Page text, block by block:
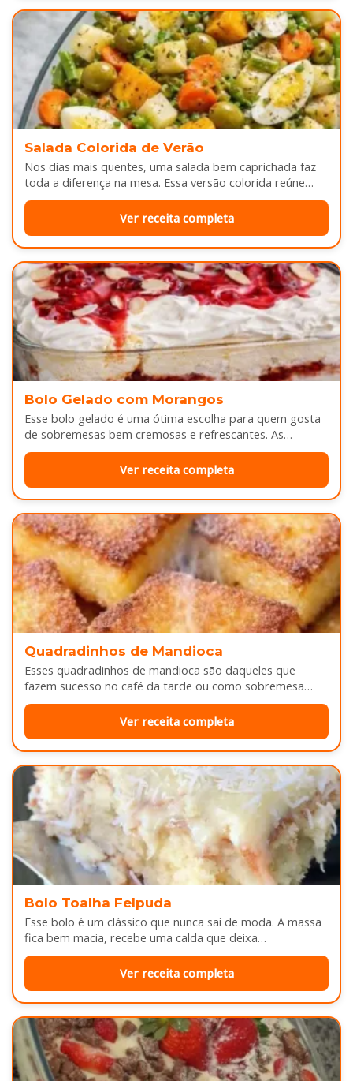
Salada Colorida de Verão
Nos dias mais quentes, uma salada bem caprichada faz
toda a diferença na mesa. Essa versão colorida reúne
legumes cozidos…
Ver receita completa
Bolo Gelado com Morangos
Esse bolo gelado é uma ótima escolha para quem gosta
de sobremesas bem cremosas e refrescantes. As
camadas de massa…
Ver receita completa
Quadradinhos de Mandioca
Esses quadradinhos de mandioca são daqueles que
fazem sucesso no café da tarde ou como sobremesa
depois do almoço. Por…
Ver receita completa
Bolo Toalha Felpuda
Esse bolo é um clássico que nunca sai de moda. A massa
fica bem macia, recebe uma calda que deixa…
Ver receita completa